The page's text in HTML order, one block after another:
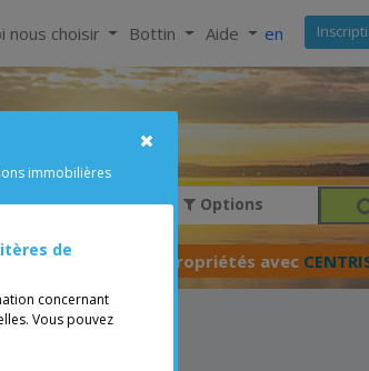
nous choisir Bottin Aide en
Prix Options
transférer vos propriétés avec
immobilières
de
concernant
Vous pouvez